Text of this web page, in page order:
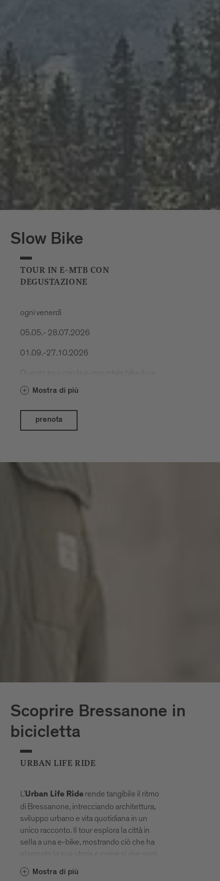
Slow Bike
TOUR IN E-MTB CON
DEGUSTAZIONE
ogni venerdì
05.05.- 28.07.2026
01.09.-27.10.2026
Questo tour con la e-mountain bike è un
vero piacere. Sentieri panoramici, natura
spettacolare e cibo delizioso.
Mostra di più
prenota
Scoprire Bressanone in
bicicletta
URBAN LIFE RIDE
L’Urban Life Ride rende tangibile il ritmo
di Bressanone, intrecciando architettura,
sviluppo urbano e vita quotidiana in un
unico racconto. Il tour esplora la città in
sella a una e-bike, mostrando ciò che ha
plasmato la sua storia e come si vive oggi
a Bressanone.
Mostra di più